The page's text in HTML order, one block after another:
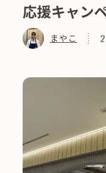
応援キャン
まやこ